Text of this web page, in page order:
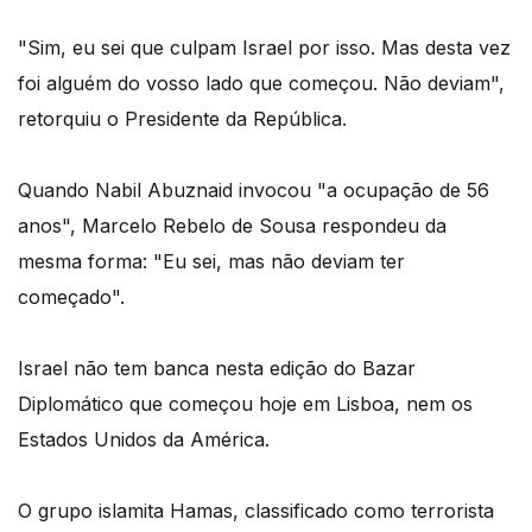
"Sim, eu sei que culpam Israel por isso. Mas desta vez
foi alguém do vosso lado que começou. Não deviam",
retorquiu o Presidente da República.
Quando Nabil Abuznaid invocou "a ocupação de 56
anos", Marcelo Rebelo de Sousa respondeu da
mesma forma: "Eu sei, mas não deviam ter
começado".
Israel não tem banca nesta edição do Bazar
Diplomático que começou hoje em Lisboa, nem os
Estados Unidos da América.
O grupo islamita Hamas, classificado como terrorista